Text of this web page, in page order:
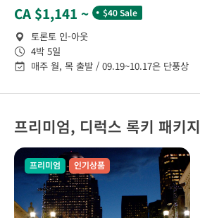
CA $1,141 ~ $40 Sale
˙
토론토 인-아웃
4박 5일
매주 월, 목 출발 / 09.19~10.17은 단풍상
프리미엄, 디럭스 록키 패키지
프리미엄 인기상품